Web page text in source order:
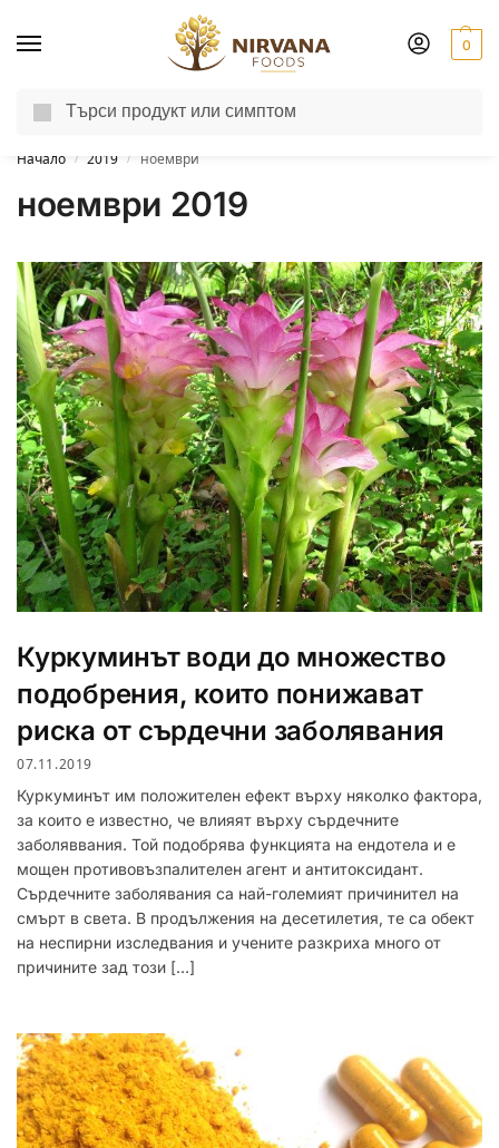
0
Доставка до другия ден за поръчки пон-пет до 13:00 ч.
Начало / 2019 / ноември
ноември 2019
Куркуминът води до множество
подобрения, които понижават
риска от сърдечни заболявания
07.11.2019
Куркуминът им положителен ефект върху няколко фактора,
за които е известно, че влияят върху сърдечните
заболяввания. Той подобрява функцията на ендотела и е
мощен противовъзпалителен агент и антитоксидант.
Сърдечните заболявания са най-големият причинител на
смърт в света. В продължения на десетилетия, те са обект
на неспирни изследвания и учените разкриха много от
причините зад този […]